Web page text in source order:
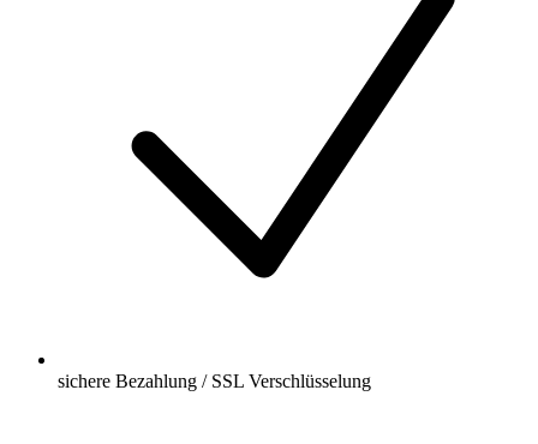
sichere Bezahlung / SSL Verschlüsselung